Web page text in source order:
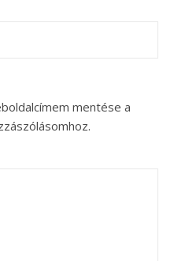
mentése a